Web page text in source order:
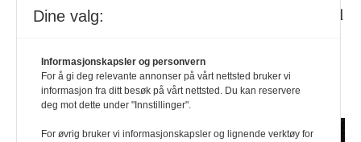
klarer å skape ringer i vannet. Vi har bare plass til
engasjere flere bedrifter – det er plass til flere, for
de gode løsningene finner vi sammen, sier hun.
Dine valg:
Informasjonskapsler og personvern
For å gi deg relevante annonser på vårt nettsted bruker vi
informasjon fra ditt besøk på vårt nettsted. Du kan reservere
deg mot dette under "Innstillinger".
For øvrig bruker vi informasjonskapsler og lignende verktøy for